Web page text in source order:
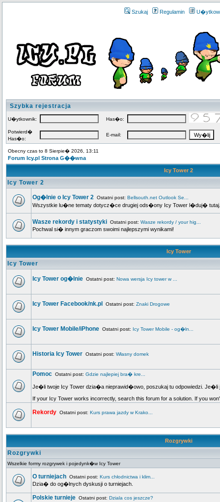
Szukaj Regulamin
Szybka rejestracja
U�ytkownik: Has�o:
Potwierd�
Has�o:
E-mail:
Obecny czas to 8 Sierpie� 2026, 13:11
Forum Icy.pl Strona G��wna
Icy Tower 2
Icy Tower 2
Og�lnie o Icy Tower 2 Ostatni post: Bellsouth.net Outlook Se...
Wszystkie lu�ne tematy dotycz�ce drugiej ods�ony Icy Tower l�duj� tutaj.
Wasze rekordy i statystyki Ostatni post: Wasze rekordy / your hig...
Pochwal si� innym graczom swoimi najlepszymi wynikami!
Icy Tower
Icy Tower
Icy Tower og�lnie Ostatni post: Nowa wersja Icy tower w ...
Icy Tower Facebook/nk.pl Ostatni post: Znaki Drogowe
Icy Tower Mobile/iPhone Ostatni post: Icy Tower Mobile - og�ln...
Historia Icy Tower Ostatni post: Własny domek
Pomoc Ostatni post: Gdzie najlepiej bra� kre...
Je�li twoje Icy Tower dzia�a nieprawid�owo, poszukaj tu odpowiedzi.
If your Icy Tower works incorrectly, search this forum for a solution. If you
Rekordy Ostatni post: Kurs prawa jazdy w Krako...
Rozgrywki
Rozgrywki
Wszelkie formy rozgrywek i pojedynk�w Icy Tower
O turniejach Ostatni post: Kurs chłodnictwa i klim...
Dzia� do og�lnych dyskusji o turniejach.
Polskie turnieje Ostatni post: Dziala cos jeszcze?